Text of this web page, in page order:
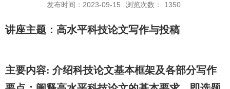
发布时间：2023-09-15 浏览次数： 1350
讲座主题： 高水平科技论文写作与投稿
主要内容: 介绍科技论文基本框架及各部分写作